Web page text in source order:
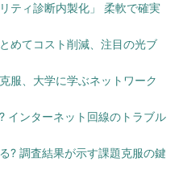
ティ診断内製化」 柔軟で確実
めてコスト削減、注目の光ブ
服、大学に学ぶネットワーク
インターネット回線のトラブル
? 調査結果が示す課題克服の鍵